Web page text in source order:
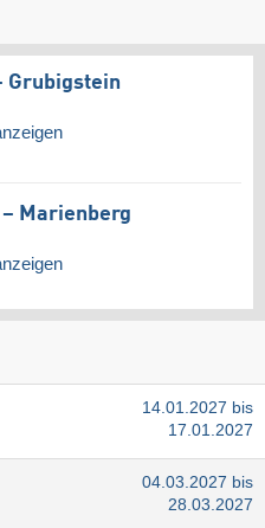
Grubigstein
Marienberg
14.01.2027 bis
17.01.2027
04.03.2027 bis
28.03.2027